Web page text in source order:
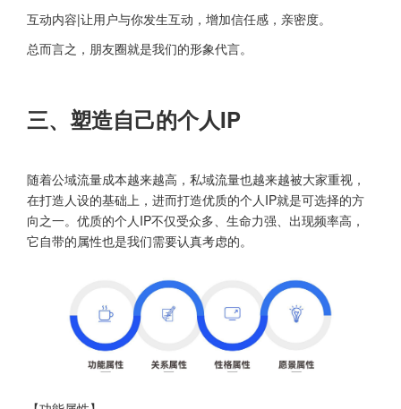
互动内容|让用户与你发生互动，增加信任感，亲密度。
总而言之，朋友圈就是我们的形象代言。
三、塑造自己的个人IP
随着公域流量成本越来越高，私域流量也越来越被大家重视，
在打造人设的基础上，进而打造优质的个人IP就是可选择的方
向之一。优质的个人IP不仅受众多、生命力强、出现频率高，
它自带的属性也是我们需要认真考虑的。